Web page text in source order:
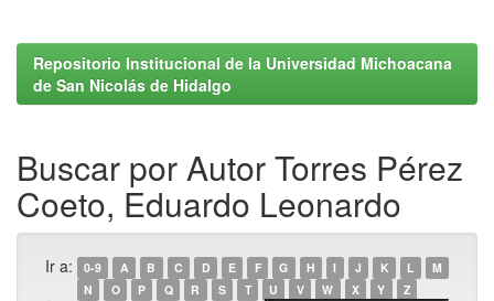
Repositorio Institucional de la Universidad Michoacana
de San Nicolás de Hidalgo
Buscar por Autor Torres Pérez
Coeto, Eduardo Leonardo
Ir a: 0-9 A B C D E F G H I J K L
M
N
O P Q R S T U V W X Y Z